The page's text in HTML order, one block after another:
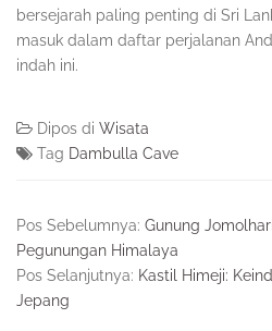
bersejarah paling penting di Sri
masuk dalam daftar perjalanan
indah ini.
Dipos di Wisata
Tag Dambulla Cave
Pos Sebelumnya: Gunung
Pegunungan Himalaya
Pos Selanjutnya: Kastil Himeji:
Jepang